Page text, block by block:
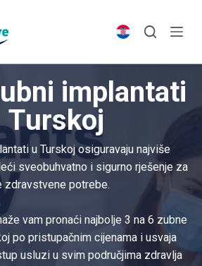
implantati
Turskoj
u Turskoj osiguravaju najviše
sveobuhvatno i sigurno rješenje za
zdravstvene potrebe.
vam pronaći najbolje 3 na 6 zubne
po pristupačnim cijenama i usvaja
usluzi u svim područjima zdravlja